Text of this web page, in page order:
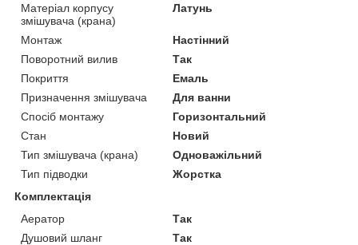
Матеріал корпусу
змішувача (крана)
Латунь
Монтаж
Настінний
Поворотний вилив
Так
Покриття
Емаль
Призначення змішувача
Для ванни
Спосіб монтажу
Горизонтальний
Стан
Новий
Тип змішувача (крана)
Одноважільний
Тип підводки
Жорстка
Комплектація
Аератор
Так
Душовий шланг
Так